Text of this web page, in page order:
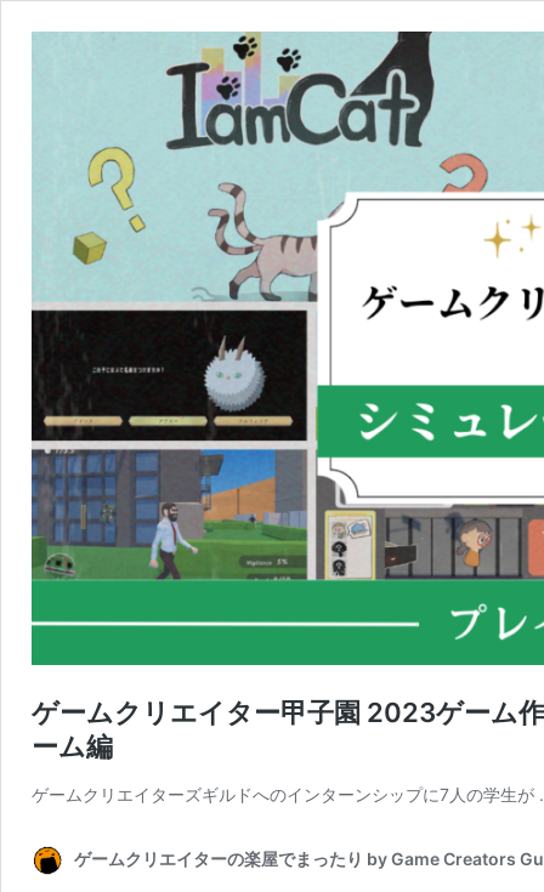
ゲームクリエイター甲子園 2023ゲーム
ーム編
ゲームクリエイターズギルドへのインターンシップに7人の学生
ゲームクリエイターの楽屋でまったり by Game Creators